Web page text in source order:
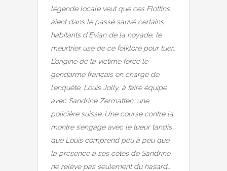
légende locale veut que ces Flottins
aient dans le passé sauvé certains
habitants d’Evian de la noyade, le
meurtrier use de ce folklore pour tuer…
L’origine de la victime force le
gendarme français en charge de
l’enquête, Louis Jolly, à faire équipe
avec Sandrine Zermatten, une
policière suisse. Une course contre la
montre s’engage avec le tueur tandis
que Louis comprend peu à peu que
la présence à ses côtés de Sandrine
ne relève pas seulement du hasard…